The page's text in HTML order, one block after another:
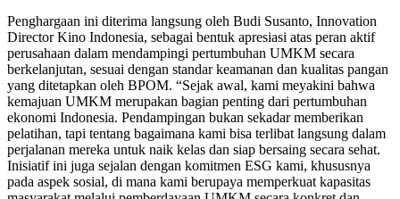
Penghargaan ini diterima langsung oleh Budi Susanto, Innovation
Director Kino Indonesia, sebagai bentuk apresiasi atas peran aktif
perusahaan dalam mendampingi pertumbuhan UMKM secara
berkelanjutan, sesuai dengan standar keamanan dan kualitas pangan
yang ditetapkan oleh BPOM. “Sejak awal, kami meyakini bahwa
kemajuan UMKM merupakan bagian penting dari pertumbuhan
ekonomi Indonesia. Pendampingan bukan sekadar memberikan
pelatihan, tapi tentang bagaimana kami bisa terlibat langsung dalam
perjalanan mereka untuk naik kelas dan siap bersaing secara sehat.
Inisiatif ini juga sejalan dengan komitmen ESG kami, khususnya
pada aspek sosial, di mana kami berupaya memperkuat kapasitas